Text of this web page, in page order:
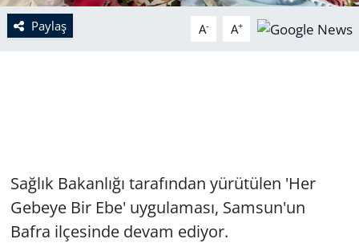
Paylaş A- A+
Sağlık Bakanlığı tarafından yürütülen 'Her
Gebeye Bir Ebe' uygulaması, Samsun'un
Bafra ilçesinde devam ediyor.